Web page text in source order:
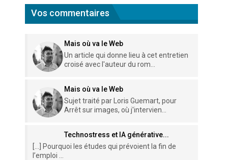
Vos commentaires
Mais où va le Web
Un article qui donne lieu à cet entretien
croisé avec l'auteur du rom...
Mais où va le Web
Sujet traité par Loris Guemart, pour
Arrêt sur images, où j'intervien...
Technostress et IA générative...
[…] Pourquoi les études qui prévoient la fin de
l’emploi ...